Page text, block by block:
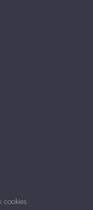
cookies